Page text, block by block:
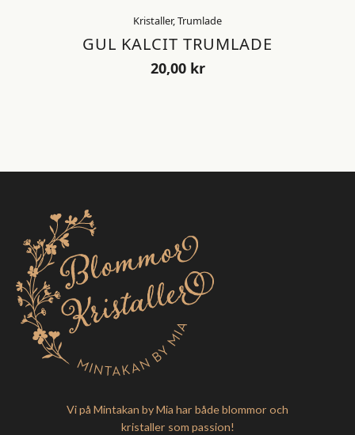
Kristaller, Trumlade
GUL KALCIT TRUMLADE
20,00 kr
Vi på Mintakan by Mia har både blommor och
kristaller som passion!